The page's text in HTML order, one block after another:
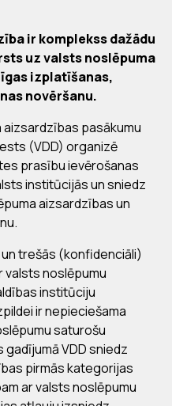
ir komplekss dažādu
uz valsts noslēpuma
izplatīšanas,
novēršanu.
pasākumu
(VDD) organizē
prasību ievērošanas
institūcijās un sniedz
aizsardzības un
trešās (konfidenciāli)
valsts noslēpumu
institūciju
ir nepieciešama
saturošu
VDD sniedz
pirmās kategorijas
ar valsts noslēpumu